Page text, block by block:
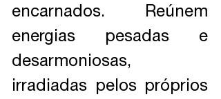
encarnados. Reúnem
energias pesadas e
desarmoniosas,
irradiadas pelos próprios